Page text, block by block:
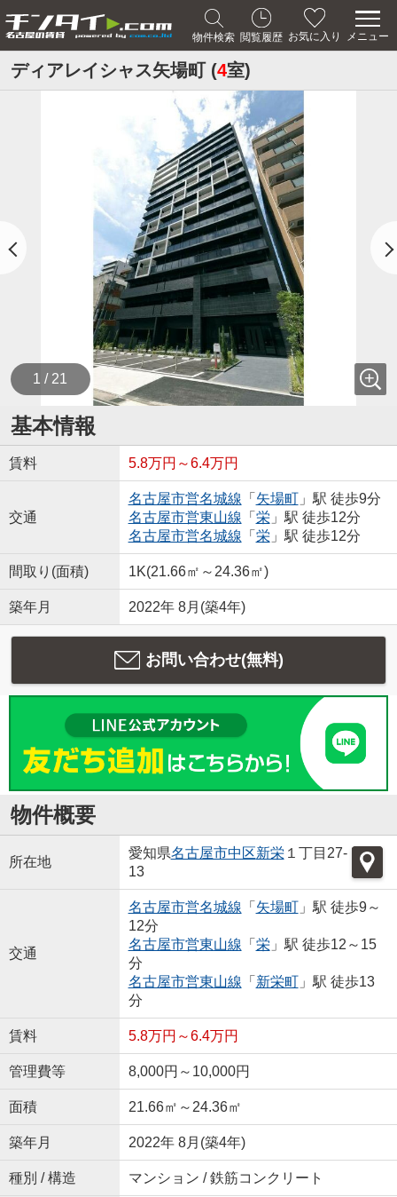
物件検索 閲覧履歴 お気に入り メニュー
ディアレイシャス矢場町 (4室)
1 / 21
基本情報
賃料 5.8万円～6.4万円
交通
名古屋市営名城線 「 矢場町」駅 徒歩9分
名古屋市営東山線 「 栄」駅 徒歩12分
名古屋市営名城線 「 栄」駅 徒歩12分
間取り(面積) 1K(21.66㎡～24.36㎡)
築年月 2022年 8月(築4年)
お問い合わせ(無料)
物件概要
所在地
愛知県名古屋市中区新栄１丁目27-
13
交通
名古屋市営名城線 「 矢場町」駅 徒歩9～
12分
名古屋市営東山線 「 栄」駅 徒歩12～15
分
名古屋市営東山線 「 新栄町」駅 徒歩13
分
賃料 5.8万円～6.4万円
管理費等 8,000円～10,000円
面積 21.66㎡～24.36㎡
築年月 2022年 8月(築4年)
種別 / 構造 マンション / 鉄筋コンクリート